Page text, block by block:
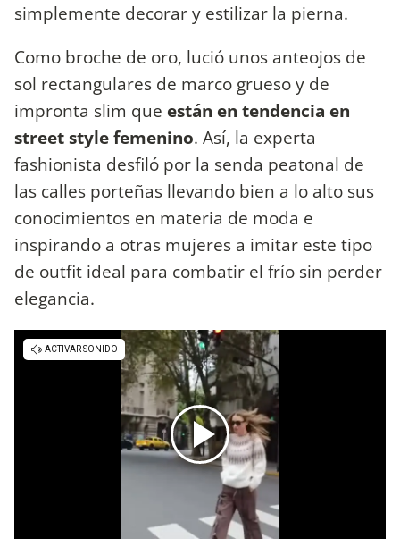
simplemente decorar y estilizar la pierna.
Como broche de oro, lució unos anteojos de
sol rectangulares de marco grueso y de
impronta slim que están en tendencia en
street style femenino. Así, la experta
fashionista desfiló por la senda peatonal de
las calles porteñas llevando bien a lo alto sus
conocimientos en materia de moda e
inspirando a otras mujeres a imitar este tipo
de outfit ideal para combatir el frío sin perder
elegancia.